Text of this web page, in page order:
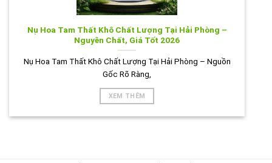
Nụ Hoa Tam Thất Khô Chất Lượng Tại Hải Phòng –
Nguyên Chất, Giá Tốt 2026
Nụ Hoa Tam Thất Khô Chất Lượng Tại Hải Phòng – Nguồn
Gốc Rõ Ràng,
XEM THÊM